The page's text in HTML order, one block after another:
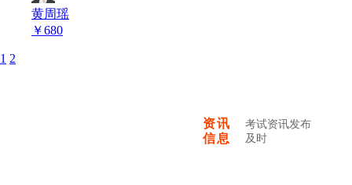
黄周瑶
￥680
1 2
资讯
信息
考试资讯发布
及时